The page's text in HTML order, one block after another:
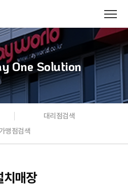
One Solution
대리점검색
가맹점검색
치매장